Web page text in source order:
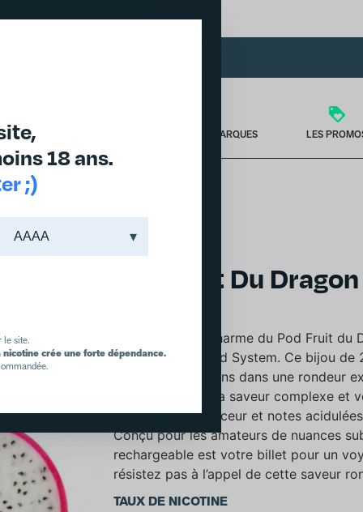
18 ans.
;)
le site.
crée une forte dépendance.
NOS MARQUES LES
DU DRAGON WPUFF POD SYSTEM
Pod Fruit Du
Succombez au charme du Pod Fruit
gamme Wpuff Pod System. Ce bijou de
enveloppe vos sens dans une rondeur
inhalation libère la saveur complexe
parfaitement douceur et notes
Conçu pour les amateurs de nuances
rechargeable est votre billet pour un
résistez pas à l’appel de cette saveur
TAUX DE NICOTINE